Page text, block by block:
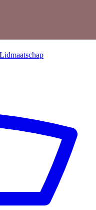
Lidmaatschap